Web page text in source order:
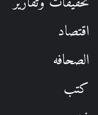
اقتصاد
الصحافه
كتب